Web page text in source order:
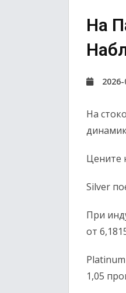
На
На
Цените
Silver
При
от
Platinum
1,05